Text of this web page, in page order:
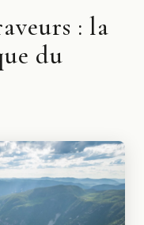
: la
du